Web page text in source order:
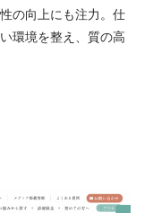
の向上にも注力。仕
環境を整え、質の高